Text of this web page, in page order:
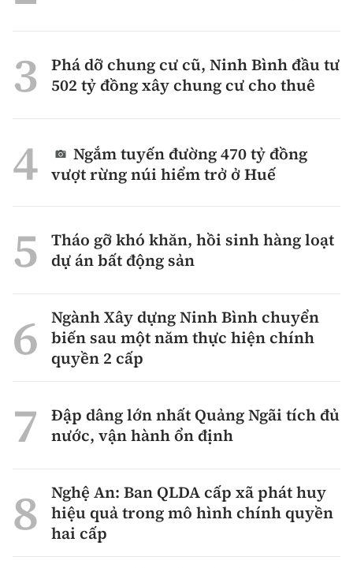
Phá dỡ chung cư cũ, Ninh Bình đầu tư
502 tỷ đồng xây chung cư cho thuê
Ngắm tuyến đường 470 tỷ đồng
vượt rừng núi hiểm trở ở Huế
Tháo gỡ khó khăn, hồi sinh hàng loạt
dự án bất động sản
Ngành Xây dựng Ninh Bình chuyển
biến sau một năm thực hiện chính
quyền 2 cấp
Đập dâng lớn nhất Quảng Ngãi tích đủ
nước, vận hành ổn định
Nghệ An: Ban QLDA cấp xã phát huy
hiệu quả trong mô hình chính quyền
hai cấp